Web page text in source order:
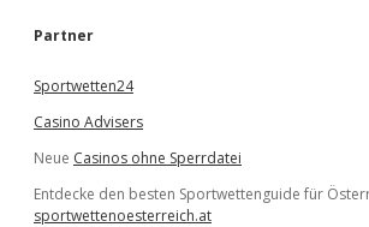
e
Partner
Sportwetten24
Casino Advisers
Neue Casinos ohne Sperrdatei
Entdecke den besten Sportwettenguide für
sportwettenoesterreich.at